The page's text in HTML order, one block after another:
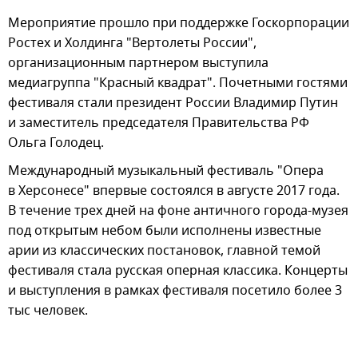
Мероприятие прошло при поддержке Госкорпорации
Ростех и Холдинга "Вертолеты России",
организационным партнером выступила
медиагруппа "Красный квадрат". Почетными гостями
фестиваля стали президент России Владимир Путин
и заместитель председателя Правительства РФ
Ольга Голодец.
Международный музыкальный фестиваль "Опера
в Херсонесе" впервые состоялся в августе 2017 года.
В течение трех дней на фоне античного города-музея
под открытым небом были исполнены известные
арии из классических постановок, главной темой
фестиваля стала русская оперная классика. Концерты
и выступления в рамках фестиваля посетило более 3
тыс человек.